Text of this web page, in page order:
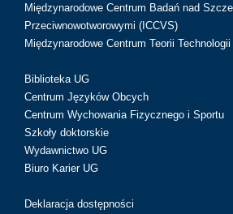
Międzynarodowe Centrum Badań nad
Przeciwnowotworowymi (ICCVS)
Międzynarodowe Centrum Teorii
Biblioteka UG
Centrum Języków Obcych
Centrum Wychowania Fizycznego i Sportu
Szkoły doktorskie
Wydawnictwo UG
Biuro Karier UG
Deklaracja dostępności